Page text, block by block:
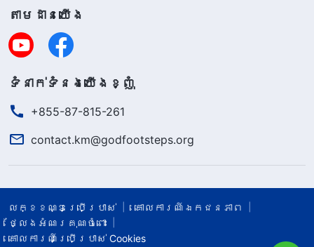
តាម​ដាន​យើង​
ទំនាក់​ទំនង​យើង​ខ្ញុំ
+855-87-815-261
contact.km@godfootsteps.org
លក្ខខណ្ឌ​ប្រើប្រាស់​
គោលការណ៍ឯកជនភាព
ថ្លែងអំណរគុណចំពោះ
គោលការណ៍ប្រើប្រាស់ Cookies